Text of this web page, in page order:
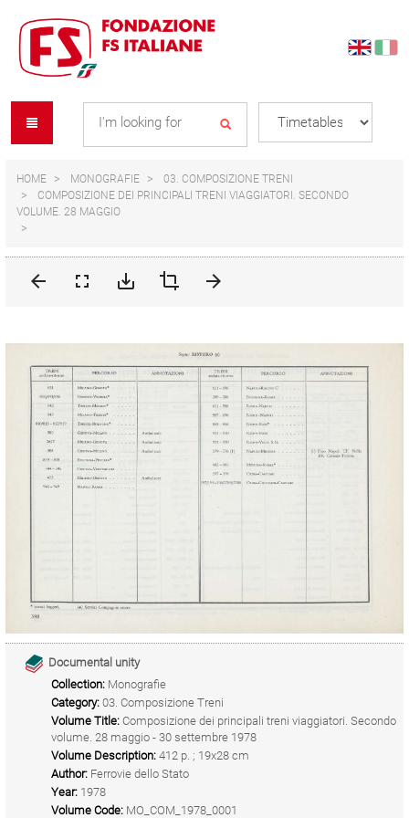
content
navigation
menu
HOME MONOGRAFIE
03. COMPOSIZIONE TRENI
COMPOSIZIONE DEI PRINCIPALI TRENI VIAGGIATORI. SECONDO
VOLUME. 28 MAGGIO
Documental unity
Collection: Monografie
Category: 03. Composizione Treni
Volume Title: Composizione dei principali treni viaggiatori. Secondo
volume. 28 maggio - 30 settembre 1978
Volume Description: 412 p. ; 19x28 cm
Author: Ferrovie dello Stato
Year: 1978
Volume Code: MO_COM_1978_0001